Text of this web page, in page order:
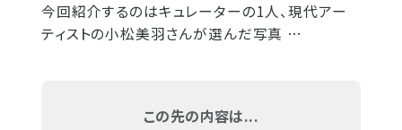
今回紹介するのはキュレーターの1人、現代アー
ティストの小松美羽さんが選んだ写真 …
この先の内容は...